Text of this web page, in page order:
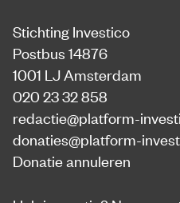
Stichting Investico
Postbus 14876
1001 LJ Amsterdam
020 23 32 858
redactie@platform-
donaties@platform-
Donatie annuleren